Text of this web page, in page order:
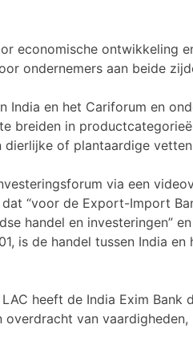
ontwikkeling
ondernemers aan beide
India en het Cariforum en
breiden in
of plantaardige
via een
“voor de Export-Import
handel en investeringen”
is de handel tussen India
heeft de India Exim Bank
van